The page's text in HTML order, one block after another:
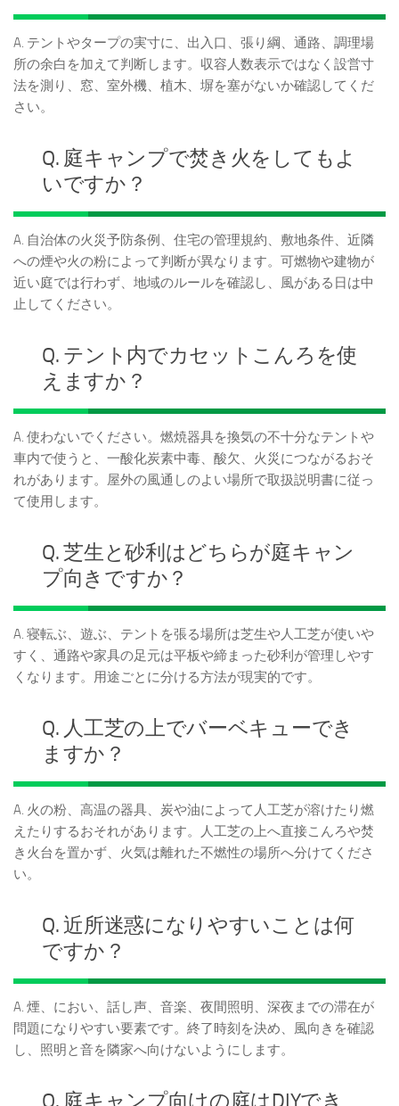
A. テントやタープの実寸に、出入口、張り綱、通路、調理場
所の余白を加えて判断します。収容人数表示ではなく設営寸
法を測り、窓、室外機、植木、塀を塞がないか確認してくだ
さい。
Q. 庭キャンプで焚き火をしてもよ
いですか？
A. 自治体の火災予防条例、住宅の管理規約、敷地条件、近隣
への煙や火の粉によって判断が異なります。可燃物や建物が
近い庭では行わず、地域のルールを確認し、風がある日は中
止してください。
Q. テント内でカセットこんろを使
えますか？
A. 使わないでください。燃焼器具を換気の不十分なテントや
車内で使うと、一酸化炭素中毒、酸欠、火災につながるおそ
れがあります。屋外の風通しのよい場所で取扱説明書に従っ
て使用します。
Q. 芝生と砂利はどちらが庭キャン
プ向きですか？
A. 寝転ぶ、遊ぶ、テントを張る場所は芝生や人工芝が使いや
すく、通路や家具の足元は平板や締まった砂利が管理しやす
くなります。用途ごとに分ける方法が現実的です。
Q. 人工芝の上でバーベキューでき
ますか？
A. 火の粉、高温の器具、炭や油によって人工芝が溶けたり燃
えたりするおそれがあります。人工芝の上へ直接こんろや焚
き火台を置かず、火気は離れた不燃性の場所へ分けてくださ
い。
Q. 近所迷惑になりやすいことは何
ですか？
A. 煙、におい、話し声、音楽、夜間照明、深夜までの滞在が
問題になりやすい要素です。終了時刻を決め、風向きを確認
し、照明と音を隣家へ向けないようにします。
Q. 庭キャンプ向けの庭はDIYでき